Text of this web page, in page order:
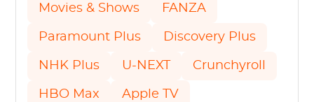
Movies & Shows FANZA
Paramount Plus Discovery Plus
NHK Plus U-NEXT Crunchyroll
HBO Max Apple TV